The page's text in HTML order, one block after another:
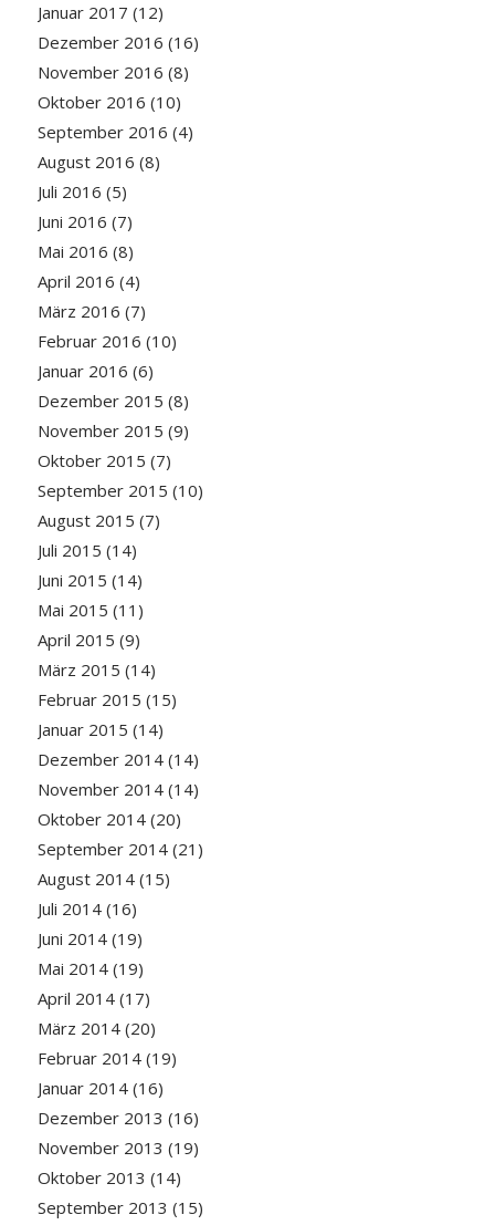
Januar 2017 (12)
Dezember 2016 (16)
November 2016 (8)
Oktober 2016 (10)
September 2016 (4)
August 2016 (8)
Juli 2016 (5)
Juni 2016 (7)
Mai 2016 (8)
April 2016 (4)
März 2016 (7)
Februar 2016 (10)
Januar 2016 (6)
Dezember 2015 (8)
November 2015 (9)
Oktober 2015 (7)
September 2015 (10)
August 2015 (7)
Juli 2015 (14)
Juni 2015 (14)
Mai 2015 (11)
April 2015 (9)
März 2015 (14)
Februar 2015 (15)
Januar 2015 (14)
Dezember 2014(14)
November 2014(14)
Oktober 2014(20)
September 2014(21)
August 2014(15)
Juli 2014(16)
Juni 2014(19)
Mai 2014(19)
April 2014(17)
März 2014(20)
Februar 2014(19)
Januar 2014(16)
Dezember 2013 (16)
November 2013 (19)
Oktober 2013 (14)
September 2013 (15)